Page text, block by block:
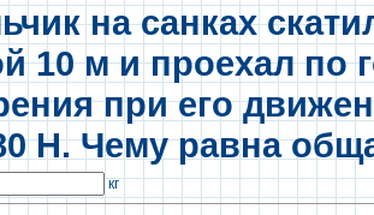
на санках
10 м и проехал по
при его
Н. Чему равна
кг